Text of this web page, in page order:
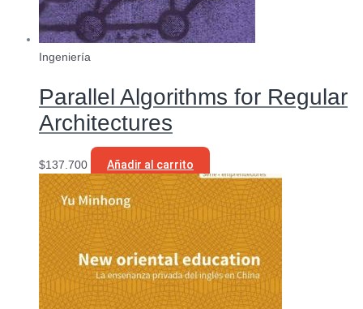
Ingeniería
Parallel Algorithms for Regular
Architectures
$137.700 Añadir al carrito